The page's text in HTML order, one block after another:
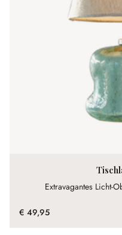
Extravagantes Licht-
€ 49,95